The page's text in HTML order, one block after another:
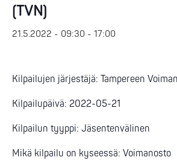
(TVN)
21.5.2022 - 09:30 - 17:00
Kilpailujen järjestäjä: Tampereen
Kilpailupäivä: 2022-05-21
Kilpailun tyyppi: Jäsentenvälinen
Mikä kilpailu on kyseessä: Voimanosto